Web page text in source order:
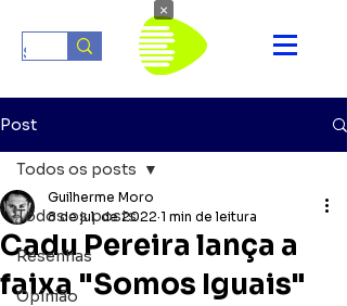
Post
Todos os posts
Resenhas
Opinião
Todos os posts
Cadu Pereira lança a
faixa "Somos Iguais"
Guilherme Moro
8 de jul. de 2022 1 min de leitura
×